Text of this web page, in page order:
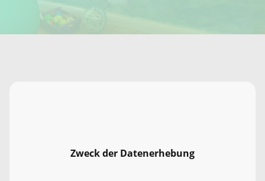
Zweck der Datenerhebung